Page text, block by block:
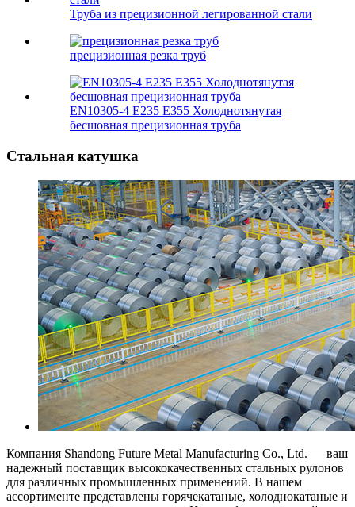
Труба из прецизионной легированной стали
прецизионная резка труб
EN10305-4 E235 E355 Холоднотянутая
бесшовная прецизионная труба
Стальная катушка
Компания Shandong Future Metal Manufacturing Co., Ltd. — ваш
надежный поставщик высококачественных стальных рулонов
для различных промышленных применений. В нашем
ассортименте представлены горячекатаные, холоднокатаные и